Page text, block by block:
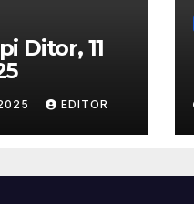
Ditor, 11
EDITOR